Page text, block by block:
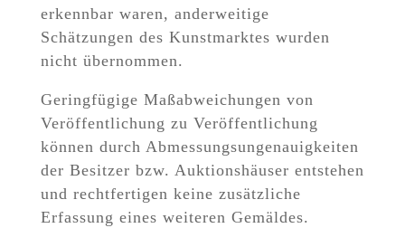
erkennbar waren, anderweitige
Schätzungen des Kunstmarktes wurden
nicht übernommen.
Geringfügige Maßabweichungen von
Veröffentlichung zu Veröffentlichung
können durch Abmessungsungenauigkeiten
der Besitzer bzw. Auktionshäuser entstehen
und rechtfertigen keine zusätzliche
Erfassung eines weiteren Gemäldes.